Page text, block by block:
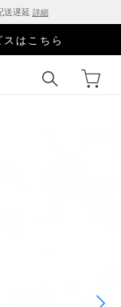
送遅延 詳細
はこちら